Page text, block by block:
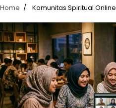
Home Komunitas Spiritual Online